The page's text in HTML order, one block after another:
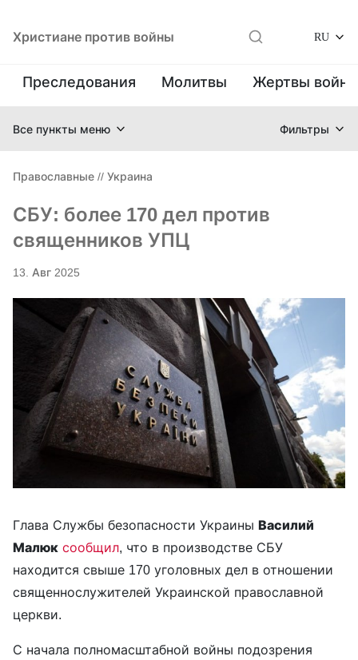
Христиане против войны RU
Преследования Молитвы Жертвы
Все пункты меню Фильтры
Православные // Украина
СБУ: более 170 дел против
священников УПЦ
13. Авг 2025
Глава Службы безопасности Украины Василий
Малюк сообщил, что в производстве СБУ
находится свыше 170 уголовных дел в отношении
священнослужителей Украинской православной
церкви.
С начала полномасштабной войны подозрения